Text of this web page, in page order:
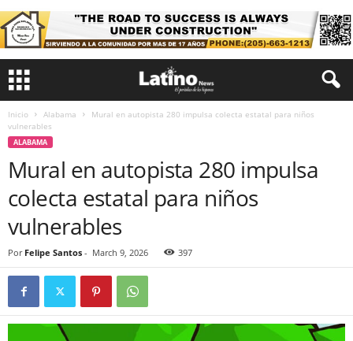
Inicio Alabama
Mural en autopista 280 impulsa colecta estatal para niños
vulnerables
ALABAMA
Mural en autopista 280 impulsa
colecta estatal para niños
vulnerables
Por Felipe Santos - March 9, 2026 397